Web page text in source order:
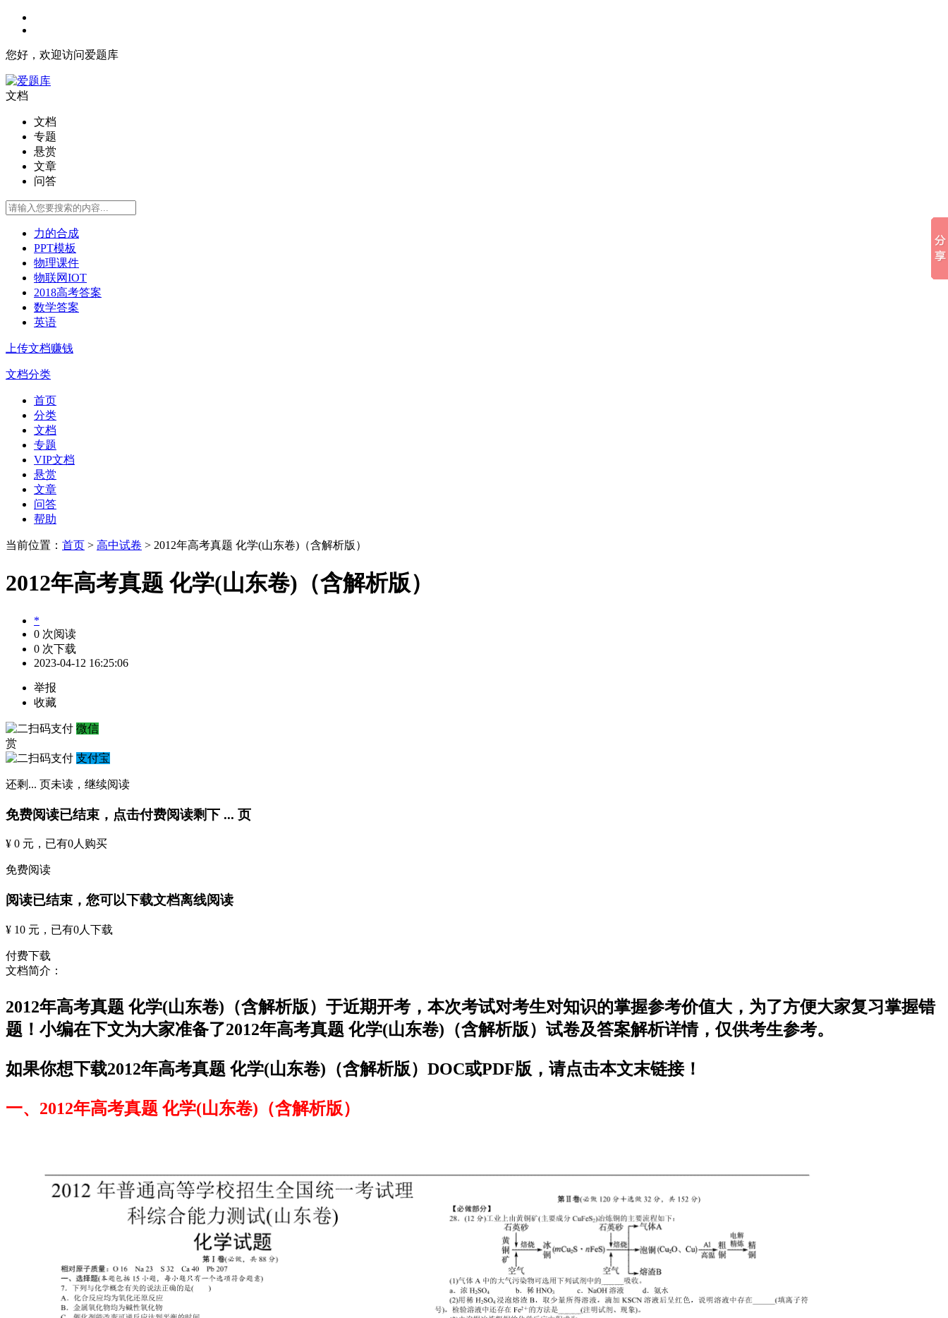
您好，欢迎访问爱题库
文档
文档
专题
悬赏
文章
问答
力的合成
PPT模板
物理课件
物联网IOT
2018高考答案
数学答案
英语
上传文档赚钱
文档分类
首页
分类
文档
专题
VIP文档
悬赏
文章
问答
帮助
当前位置： 首页 > 高中试卷 > 2012年高考真题 化学(山东卷)（含解析版）
2012年高考真题 化学(山东卷)（含解析版）
*
0 次阅读
0 次下载
2023-04-12 16:25:06
举报
收藏
微信
赏
支付宝
还剩 ... 页未读， 继续阅读
免费阅读已结束，点击付费阅读剩下 ... 页
¥ 0 元 ，已有0人购买
免费阅读
阅读已结束，您可以下载文档离线阅读
¥ 10 元 ，已有0人下载
付费下载
文档简介：
2012年高考真题 化学(山东卷)（含解析版）于近期开考，本次考试对考生对知识的掌握参考价值大，为了方便大家复习掌握错
题！小编在下文为大家准备了2012年高考真题 化学(山东卷)（含解析版）试卷及答案解析详情，仅供考生参考。
如果你想下载2012年高考真题 化学(山东卷)（含解析版）DOC或PDF版，请点击本文末链接！
一、2012年高考真题 化学(山东卷)（含解析版）